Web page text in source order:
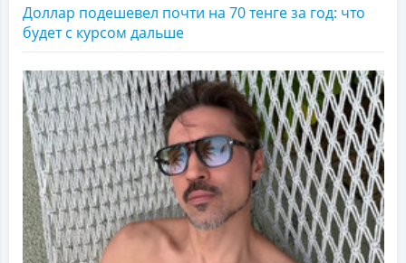
Доллар подешевел почти на 70 тенге за год: что
будет с курсом дальше